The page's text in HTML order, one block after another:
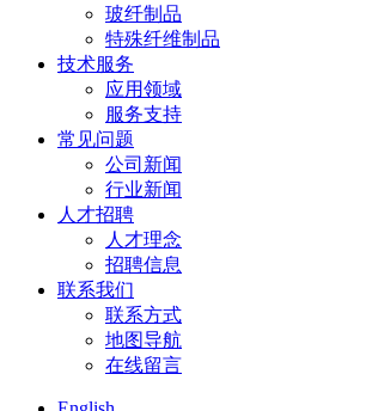
玻纤制品
特殊纤维制品
技术服务
应用领域
服务支持
常见问题
公司新闻
行业新闻
人才招聘
人才理念
招聘信息
联系我们
联系方式
地图导航
在线留言